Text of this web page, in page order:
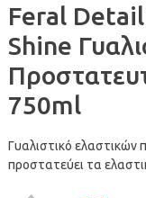
Feral
Shine
750ml
Γυαλιστικό ελαστικών
προστατεύει τα